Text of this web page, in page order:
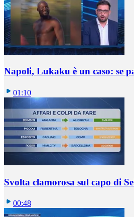
Napoli, Lukaku è un caso: se
01:10
Svolta clamorosa sul capo di
00:48